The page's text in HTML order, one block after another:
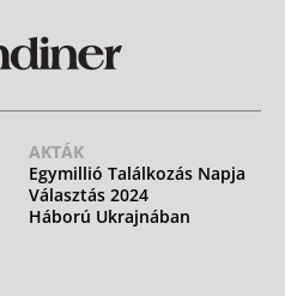
AKTÁK
Egymillió Találkozás Napja
Választás 2024
Háború Ukrajnában